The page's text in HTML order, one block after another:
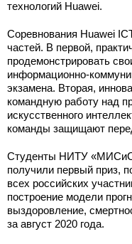
технологий Huawei.
Соревнования Huawei
частей. В первой,
продемонстрировать
информационно-
экзамена. Вторая,
командную работу над
искусственного
команды защищают
Студенты НИТУ
получили первый приз,
всех российских
построение модели
выздоровление,
за август 2020 года.